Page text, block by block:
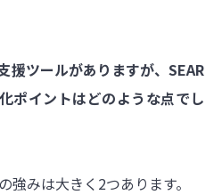
ツールがありますが、SEAR
ポイントはどのような点でし
強みは大きく2つあります。